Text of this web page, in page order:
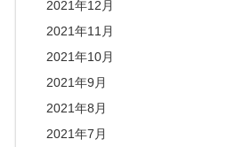
2021年12月
2021年11月
2021年10月
2021年9月
2021年8月
2021年7月